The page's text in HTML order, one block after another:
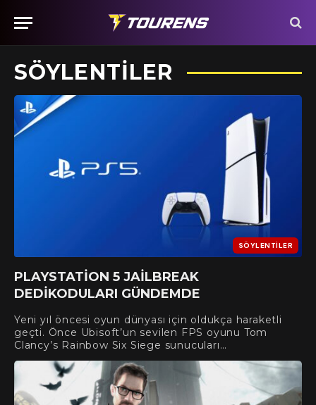
SÖYLENTILER
SÖYLENTILER
PLAYSTATION 5 JAILBREAK
DEDIKODULARI GÜNDEMDE
Yeni yıl öncesi oyun dünyası için oldukça haraketli
geçti. Önce Ubisoft’un sevilen FPS oyunu Tom
Clancy’s Rainbow Six Siege sunucuları…